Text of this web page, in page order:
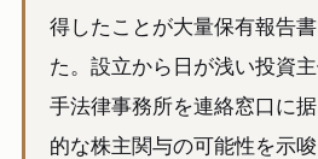
得したことが大量保有報告
た。設立から日が浅い投資
手法律事務所を連絡窓口に
的な株主関与の可能性を示